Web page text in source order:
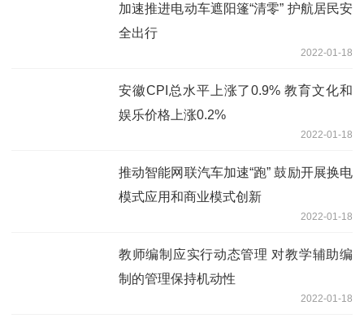
加速推进电动车遮阳篷“清零” 护航居民安
全出行
2022-01-18
安徽CPI总水平上涨了0.9% 教育文化和
娱乐价格上涨0.2%
2022-01-18
推动智能网联汽车加速“跑” 鼓励开展换电
模式应用和商业模式创新
2022-01-18
教师编制应实行动态管理 对教学辅助编
制的管理保持机动性
2022-01-18